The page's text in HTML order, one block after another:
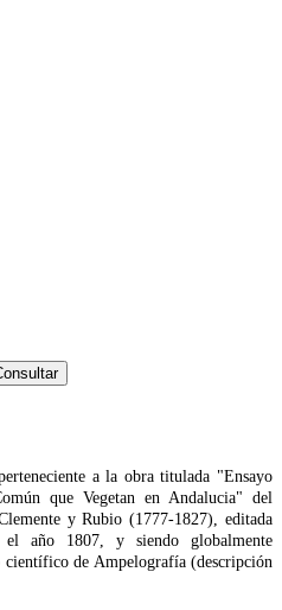
a la obra titulada "Ensayo
que Vegetan en Andalucia" del
y Rubio (1777-1827), editada
año 1807, y siendo globalmente
de Ampelografía (descripción